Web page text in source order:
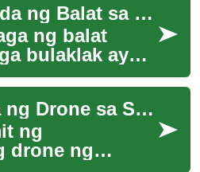
sa pa...
Pagpapaganda ng Balat sa Pamamagitan ng Mga Bulaklak
ng balat
bulaklak ay
tradisyon na
sa
ng ka...Pamamahala ng Drone sa Serbisyong Publiko: Batas at Hinaharap
ng
drone ng